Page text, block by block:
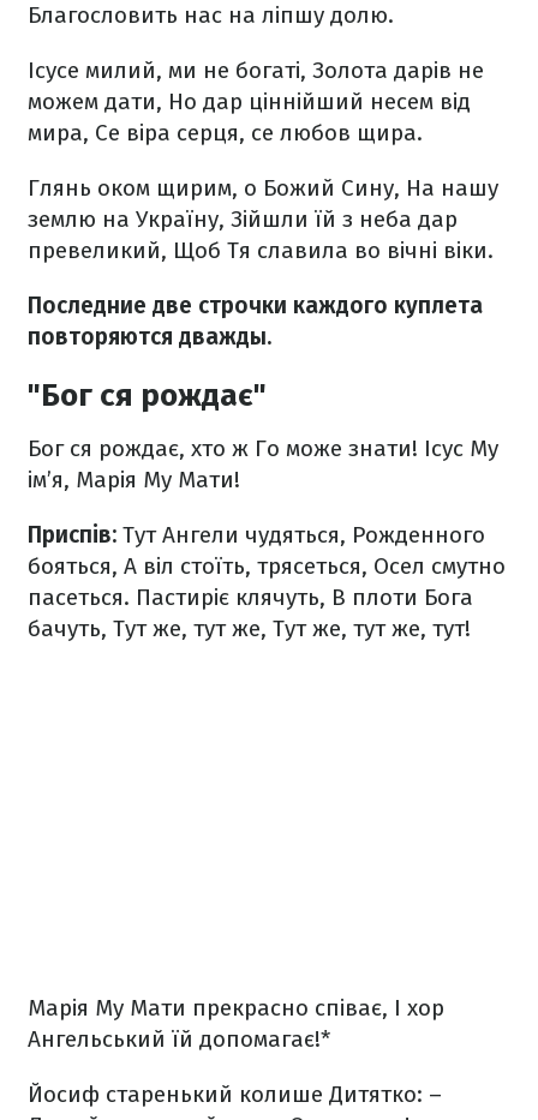
Благословить нас на ліпшу долю.
Ісусе милий, ми не богаті, Золота дарів не
можем дати, Но дар ціннійший несем від
мира, Се віра серця, се любов щира.
Глянь оком щирим, о Божий Сину, На нашу
землю на Україну, Зійшли їй з неба дар
превеликий, Щоб Тя славила во вічні віки.
Последние две строчки каждого куплета
повторяются дважды.
"Бог ся рождає"
Бог ся рождає, хто ж Го може знати! Ісус Му
ім’я, Марія Му Мати!
Приспів: Тут Ангели чудяться, Рожденного
бояться, А віл стоїть, трясеться, Осел смутно
пасеться. Пастиріє клячуть, В плоти Бога
бачуть, Тут же, тут же, Тут же, тут же, тут!
Марія Му Мати прекрасно співає, І хор
Ангельський їй допомагає!*
Йосиф старенький колише Дитятко: –